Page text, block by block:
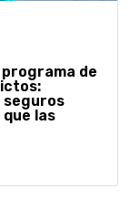
de
seguros
las